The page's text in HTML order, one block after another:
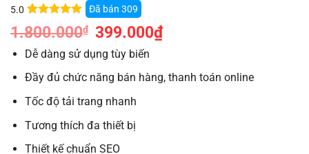
5.0
5.0 trên 5
dựa trên
6
đánh giá
Đã bán 309
1.800.000₫
Giá
gốc
1.800.000₫.
399.000₫Giá
hiện
Dễ dàng sử dụng tùy biến
Đầy đủ chức năng bán hàng, thanh toán online
Tốc độ tải trang nhanh
Tương thích đa thiết bị
Thiết kế chuẩn SEO